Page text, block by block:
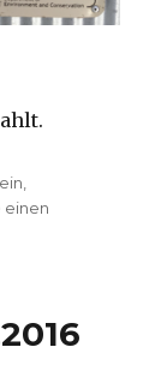
einen